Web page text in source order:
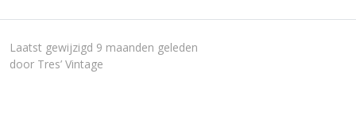
Laatst gewijzigd 9 maanden geleden
door Tres’ Vintage